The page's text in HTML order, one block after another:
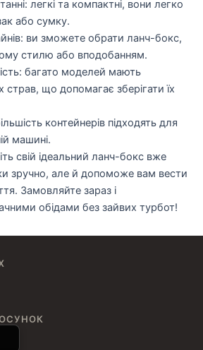
легкі та компактні, вони легко
або сумку.
ви зможете обрати ланч-бокс,
стилю або вподобанням.
багато моделей мають
страв, що допомагає зберігати їх
контейнерів підходять для
машині.
свій ідеальний ланч-бокс вже
зручно, але й допоможе вам вести
Замовляйте зараз і
обідами без зайвих турбот!